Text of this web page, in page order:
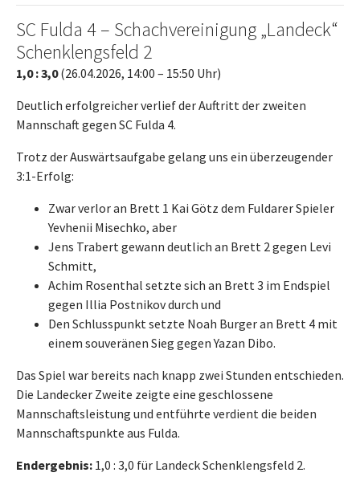
SC Fulda 4 – Schachvereinigung „Landeck“
Schenklengsfeld 2
1,0 : 3,0(26.04.2026, 14:00 – 15:50 Uhr)
Deutlich erfolgreicher verlief der Auftritt der zweiten
Mannschaft gegen SC Fulda 4.
Trotz der Auswärtsaufgabe gelang uns ein überzeugender
3:1-Erfolg:
Zwar verlor an Brett 1 Kai Götz dem Fuldarer Spieler
Yevhenii Misechko, aber
Jens Trabert gewann deutlich an Brett 2 gegen Levi
Schmitt,
Achim Rosenthal setzte sich an Brett 3 im Endspiel
gegen Illia Postnikov durch und
Den Schlusspunkt setzte Noah Burger an Brett 4 mit
einem souveränen Sieg gegen Yazan Dibo.
Das Spiel war bereits nach knapp zwei Stunden entschieden.
Die Landecker Zweite zeigte eine geschlossene
Mannschaftsleistung und entführte verdient die beiden
Mannschaftspunkte aus Fulda.
Endergebnis: 1,0 : 3,0 für Landeck Schenklengsfeld 2.